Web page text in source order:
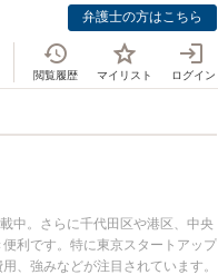
弁護士の方はこちら
閲覧履歴 マイリスト ログイン
中。さらに千代田区や港区、中央
利です。特に東京スタートアップ
、強みなどが注目されています。